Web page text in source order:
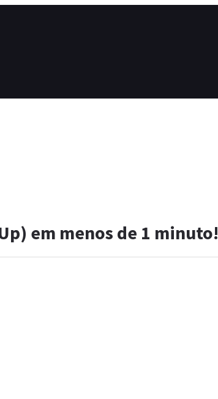
em menos de 1 minuto!